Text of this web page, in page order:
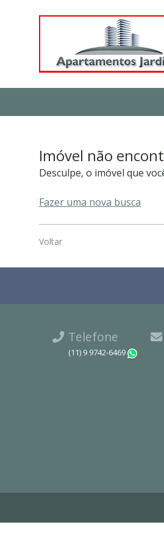
Imóvel não
Desculpe, o imóvel que
Fazer uma nova busca
Voltar
Telefone
(11) 9 9742-6469